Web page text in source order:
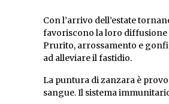
Con l’arrivo dell’estate
favoriscono la loro diffusione
Prurito, arrossamento e
ad alleviare il fastidio.
La puntura di zanzara è
sangue. Il sistema